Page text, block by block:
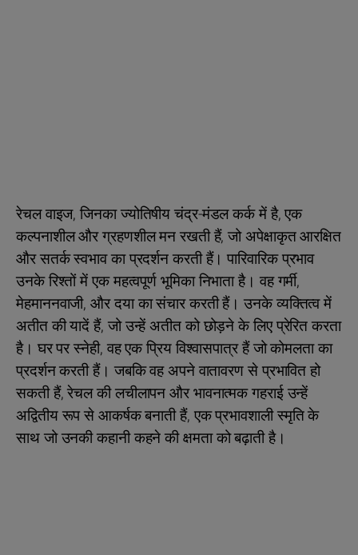
रेचल वाइज, जिनका ज्योतिषीय चंद्र-मंडल कर्क में है, एक
कल्पनाशील और ग्रहणशील मन रखती हैं, जो अपेक्षाकृत आरक्षित
और सतर्क स्वभाव का प्रदर्शन करती हैं। पारिवारिक प्रभाव
उनके रिश्तों में एक महत्वपूर्ण भूमिका निभाता है। वह गर्मी,
मेहमाननवाजी, और दया का संचार करती हैं। उनके व्यक्तित्व में
अतीत की यादें हैं, जो उन्हें अतीत को छोड़ने के लिए प्रेरित करता
है। घर पर स्नेही, वह एक प्रिय विश्वासपात्र हैं जो कोमलता का
प्रदर्शन करती हैं। जबकि वह अपने वातावरण से प्रभावित हो
सकती हैं, रेचल की लचीलापन और भावनात्मक गहराई उन्हें
अद्वितीय रूप से आकर्षक बनाती हैं, एक प्रभावशाली स्मृति के
साथ जो उनकी कहानी कहने की क्षमता को बढ़ाती है।